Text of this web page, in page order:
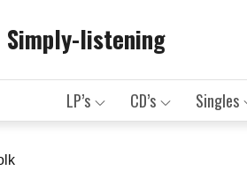
Simply-listening
LP’s CD’s Singles